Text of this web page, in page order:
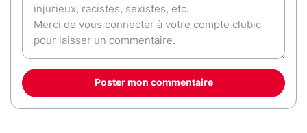
Poster mon commentaire